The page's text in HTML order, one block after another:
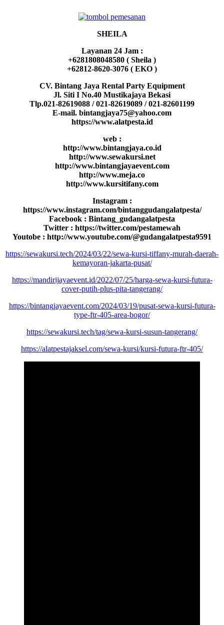
SHEILA
Layanan 24 Jam :
+6281808048580 ( Sheila )
+62812-8620-3076 ( EKO )
CV. Bintang Jaya Rental Party Equipment
Jl. Siti I No.40 Mustikajaya Bekasi
Tlp.021-82619088 / 021-82619089 / 021-82601199
E-mail. bintangjaya75@yahoo.com
https://www.alatpesta.id
web :
http://www.bintangjaya.co.id
http://www.sewakursi.net
http://www.bintangjayaevent.com
http://www.meja.co
http://www.kursitifany.com
Instagram :
https://www.instagram.com/bintanggudangalatpesta/
Facebook : Bintang_gudangalatpesta
Twitter : https://twitter.com/pestamewah
Youtobe : http://www.youtube.com/@gudangalatpesta9591
https://sewakursi.tech/2024/03/22/sewa-kursi-tiffany-murah-daerah-
kemayoran-jakarta-pusat/
https://mandirijayaevent.id/2022/07/25/harga-sewa-kursi-futura-
cover-putih-plus-pita-tangerang/
https://bintangjayaevent.com/2024/03/19/pusat-sewa-kursi-futura-
type-ftr-405-area-bogor/
https://sewakursi.tech/tag/sewa-kursi-susun-tangerang/
https://alatpestajaksel.com/sewa-kursi/kursi-futura-ftr-405/